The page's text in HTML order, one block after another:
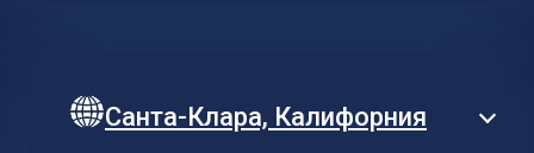
Санта-Клара, Калифорния